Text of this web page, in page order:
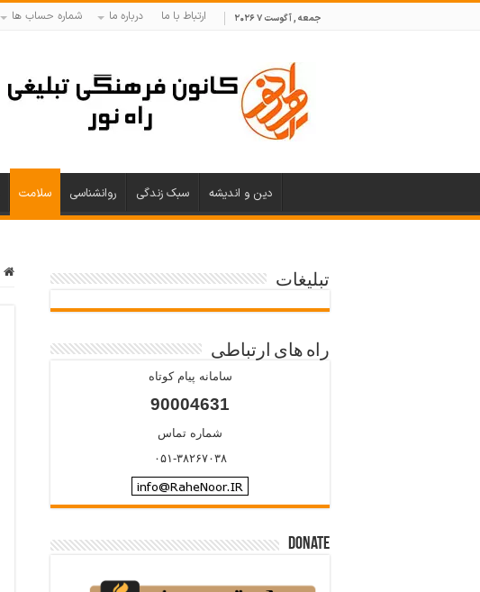
جمعه , آگوست 7 2026 ارتباط با ما درباره ما شماره حساب ها
دین و اندیشه سبک زندگی روانشناسی سلامت
تبلیغات
راه های ارتباطی
سامانه پیام کوتاه
90004631
شماره تماس
۰۵۱-۳۸۲۶۷۰۳۸
Donate